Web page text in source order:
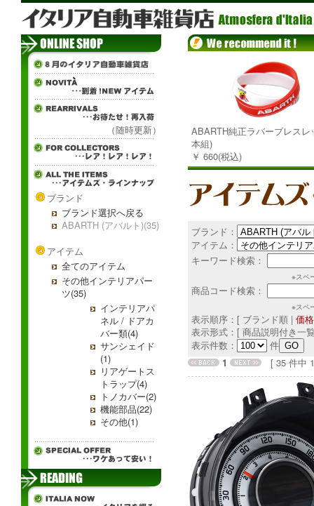
（随時更新）
ブランド
ブランド選択へ戻る
ABARTH (アバルト)(35)
アイテム
全てのアイテム
その他インテリアパー
ツ(35)
インテリアパ
ネル / ドアカ
バー類(4)
サンシェイド
(1)
リアゲートス
トラップ(4)
トノカバー(2)
機能部品(22)
その他(1)
ABARTH純正ラバーブレスレ
本組)
￥ 660(税込)
ブランド：
アイテム：
キーワード検索：
※スペ
商品コード検索：
※スペ
表示順序：[ ブランド順 | 価
表示形式：[ 商品説明付き一
表示件数：
件
1
[ 35 件中 1